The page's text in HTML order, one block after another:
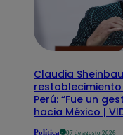
Claudia
Perú: “Fue un
hacia México |
Política 07 de agosto 2026